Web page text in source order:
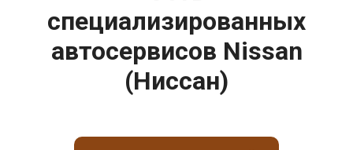
специализированных
автосервисов Nissan
(Ниссан)